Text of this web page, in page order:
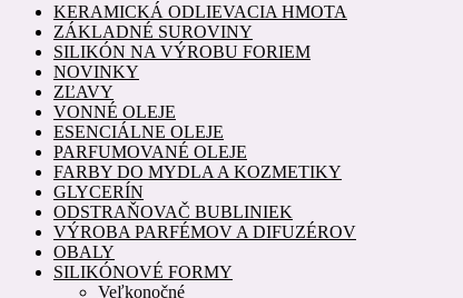
KERAMICKÁ ODLIEVACIA HMOTA
ZÁKLADNÉ SUROVINY
SILIKÓN NA VÝROBU FORIEM
NOVINKY
ZĽAVY
VONNÉ OLEJE
ESENCIÁLNE OLEJE
PARFUMOVANÉ OLEJE
FARBY DO MYDLA A KOZMETIKY
GLYCERÍN
ODSTRAŇOVAČ BUBLINIEK
VÝROBA PARFÉMOV A DIFUZÉROV
OBALY
SILIKÓNOVÉ FORMY
Veľkonočné